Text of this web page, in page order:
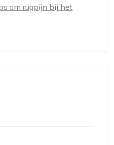
om rugpijn bij het